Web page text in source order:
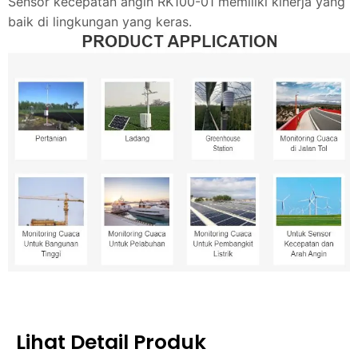
baik di lingkungan yang keras.
Lihat Detail Produk